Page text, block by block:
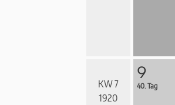
KW 7
1920
9
40. Tag